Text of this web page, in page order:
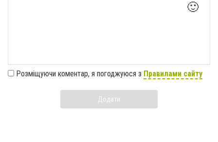
🙂
Розміщуючи коментар, я погоджуюся з Правилами сайту
Додати